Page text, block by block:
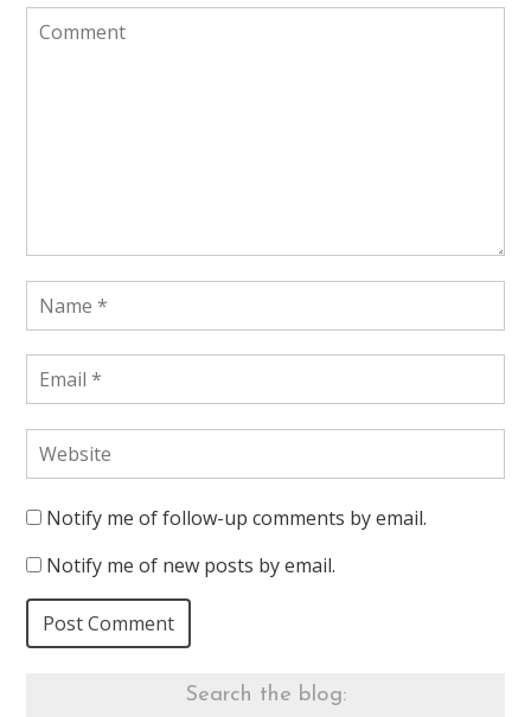
Notify me of follow-up comments by email.
Notify me of new posts by email.
Search the blog: